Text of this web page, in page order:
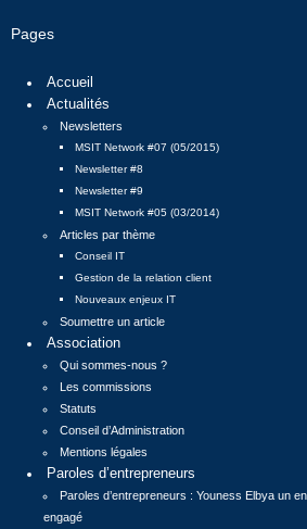
Pages
Accueil
Actualités
Newsletters
MSIT Network #07 (05/2015)
Newsletter #8
Newsletter #9
MSIT Network #05 (03/2014)
Articles par thème
Conseil IT
Gestion de la relation client
Nouveaux enjeux IT
Soumettre un article
Association
Qui sommes-nous ?
Les commissions
Statuts
Conseil d’Administration
Mentions légales
Paroles d’entrepreneurs
Paroles d’entrepreneurs : Youness Elbya un
engagé